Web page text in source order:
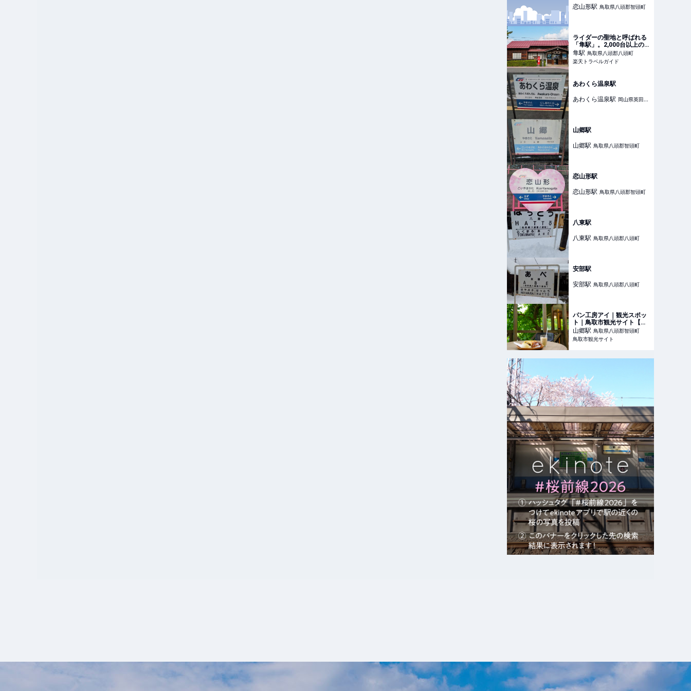
恋山形駅 鳥取県八頭郡智頭町
ライダーの聖地と呼ばれる
「隼駅」。2,000台以上の
バイクが集まる理由とは？
｜鳥取県八頭町 【楽天トラ
ベル】
隼駅 鳥取県八頭郡八頭町
楽天トラベルガイド
あわくら温泉駅
あわくら温泉駅 岡山県英田郡
山郷駅
山郷駅 鳥取県八頭郡智頭町
恋山形駅
恋山形駅 鳥取県八頭郡智頭町
八東駅
八東駅 鳥取県八頭郡八頭町
安部駅
安部駅 鳥取県八頭郡八頭町
パン工房アイ｜観光スポッ
ト｜鳥取市観光サイト【公
式】 - 鳥取市のおすすめ観
光・旅行情報
山郷駅 鳥取県八頭郡智頭町
鳥取市観光サイト